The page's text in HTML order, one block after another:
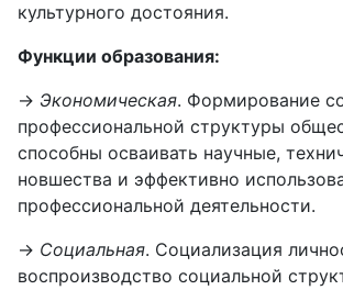
культурного достояния.
Функции образования:
→ Экономическая. Формирование
профессиональной структуры
способны осваивать научные,
новшества и эффективно
профессиональной деятельности.
→ Социальная. Социализация
воспроизводство социальной